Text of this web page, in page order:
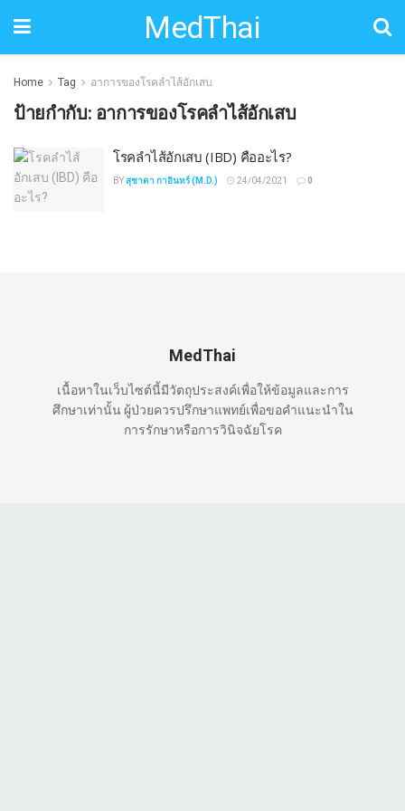
MedThai
Home Tag อาการของโรคลำไส้อักเสบ
ป้ายกำกับ: อาการของโรคลำไส้อักเสบ
โรคลำไส้อักเสบ (IBD) คืออะไร?
BYสุชาดา กาอินทร์ (M.D.) 24/04/2021 0
MedThai
เนื้อหาในเว็บไซต์นี้มีวัตถุประสงค์เพื่อให้ข้อมูลและการ
ศึกษาเท่านั้น ผู้ป่วยควรปรึกษาแพทย์เพื่อขอคำแนะนำใน
การรักษาหรือการวินิจฉัยโรค